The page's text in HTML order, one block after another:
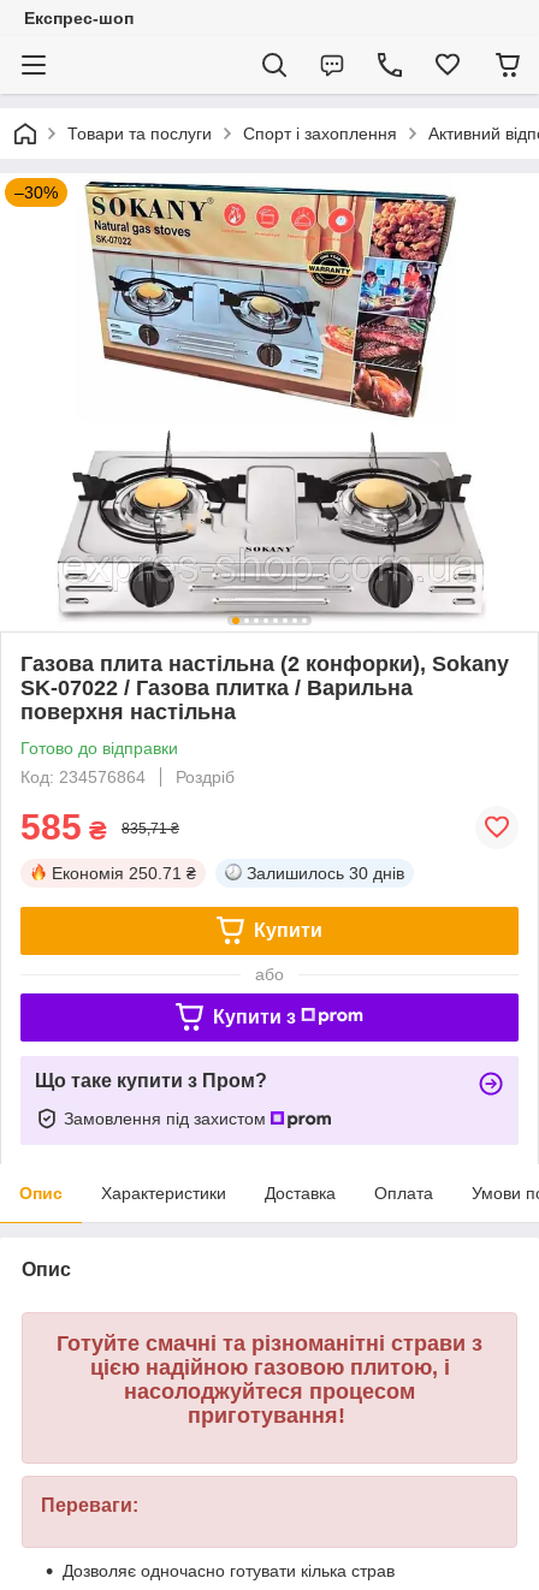
Експрес-шоп
Товари та послуги Спорт і захоплення Активний
–30%
Газова плита настільна (2 конфорки), Sokany
SK-07022 / Газова плитка / Варильна
поверхня настільна
Готово до відправки
Код: 234576864
Роздріб
585 ₴ 835,71 ₴
Економія 250.71 ₴ Залишилось 30 днів
Купити
або
Купити з
Що таке купити з Пром?
Замовлення під захистом
Опис Характеристики Доставка Оплата Умови
Опис
Готуйте смачні та різноманітні страви з
цією надійною газовою плитою, і
насолоджуйтеся процесом
приготування!
Переваги:
Дозволяє одночасно готувати кілька страв